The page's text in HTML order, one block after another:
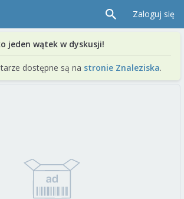
Zaloguj się
jeden wątek w dyskusji!
dostępne są na stronie Znaleziska.